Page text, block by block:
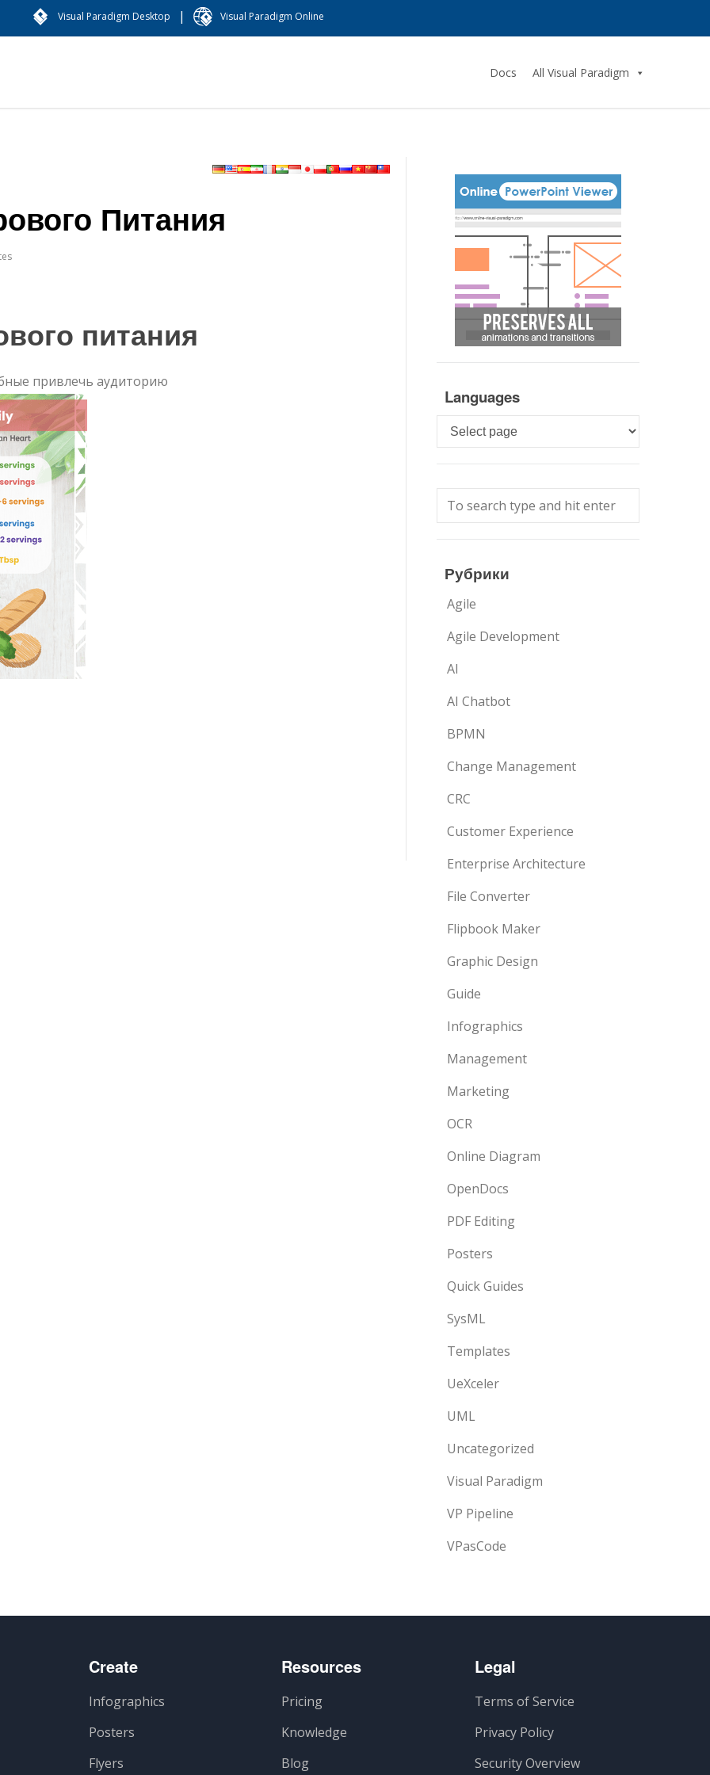
Visual Paradigm Desktop | Visual Paradigm Online
Docs All Visual Paradigm
Питания
питания
привлечь аудиторию
Languages
Languages
Рубрики
Agile
Agile Development
AI
AI Chatbot
BPMN
Change Management
CRC
Customer Experience
Enterprise Architecture
File Converter
Flipbook Maker
Graphic Design
Guide
Infographics
Management
Marketing
OCR
Online Diagram
OpenDocs
PDF Editing
Posters
Quick Guides
SysML
Templates
UeXceler
UML
Uncategorized
Visual Paradigm
VP Pipeline
VPasCode
Create
Infographics
Posters
Flyers
Resources
Pricing
Knowledge
Blog
Legal
Terms of Service
Privacy Policy
Security Overview